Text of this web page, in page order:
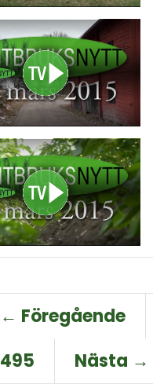
← Föregående
495
Nästa →